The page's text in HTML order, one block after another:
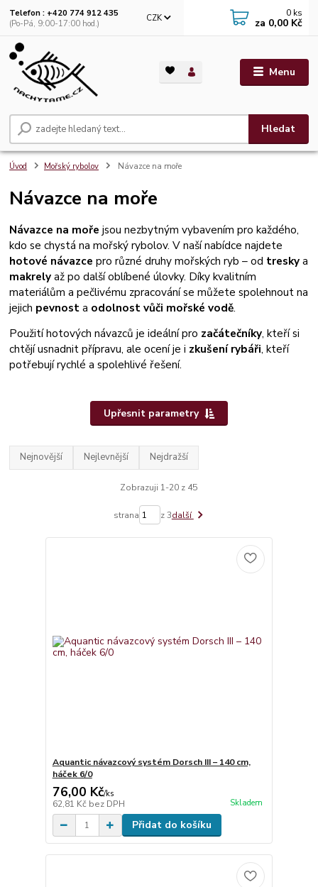
Menu
CZK
Hledat
Telefon : +420 774 912 435
(Po-Pá, 9:00-17:00 hod.)
0 ks
za 0,00 Kč
Úvod Mořský rybolov Návazce na moře
Návazce na moře
Návazce na moře jsou nezbytným vybavením pro každého,
kdo se chystá na mořský rybolov. V naší nabídce najdete
hotové návazce pro různé druhy mořských ryb – od treskya
makrelyaž po další oblíbené úlovky. Díky kvalitním
materiálům a pečlivému zpracování se můžete spolehnout na
jejich pevnosta odolnost vůči mořské vodě.
Použití hotových návazců je ideální pro začátečníky, kteří si
chtějí usnadnit přípravu, ale ocení je i zkušení rybáři, kteří
potřebují rychlé a spolehlivé řešení.
Upřesnit parametry
Nejnovější Nejlevnější Nejdražší
Zobrazuji 1-20 z 45
strana z 3další
Aquantic návazcový systém Dorsch III – 140 cm,
háček 6/0
76,00 Kč/ks
62,81 Kč bez DPH Skladem
Přidat do košíku